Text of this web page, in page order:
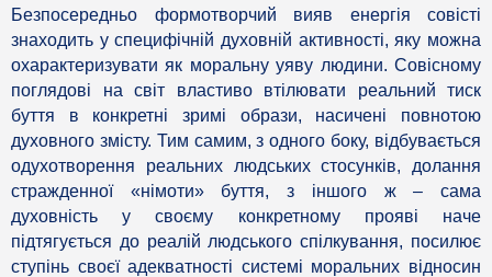
Безпосередньо формотворчий вияв енергія совісті
знаходить у специфічній духовній активності, яку можна
охарактеризувати як моральну уяву людини. Совісному
поглядові на світ властиво втілювати реальний тиск
буття в конкретні зримі образи, насичені повнотою
духовного змісту. Тим самим, з одного боку, відбувається
одухотворення реальних людських стосунків, долання
стражденної «німоти» буття, з іншого ж – сама
духовність у своєму конкретному прояві наче
підтягується до реалій людського спілкування, посилює
ступінь своєї адекватності системі моральних відносин